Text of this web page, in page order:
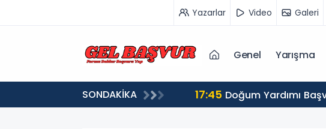
Yazarlar Video Galeri
Genel Yarışma
SONDAKİKA 17:45 Doğum Yardımı